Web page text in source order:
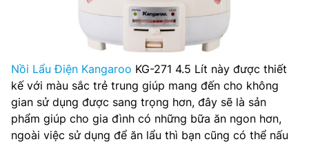
Nồi Lẩu Điện Kangaroo KG-271 4.5 Lít này được thiết
kế với màu sắc trẻ trung giúp mang đến cho không
gian sử dụng được sang trọng hơn, đây sẽ là sản
phẩm giúp cho gia đình có những bữa ăn ngon hơn,
ngoài việc sử dụng để ăn lẩu thì bạn cũng có thể nấu